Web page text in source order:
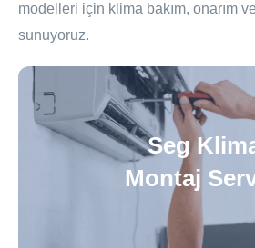
modelleri için klima bakım, onarım
sunuyoruz.
Seg
Montaj